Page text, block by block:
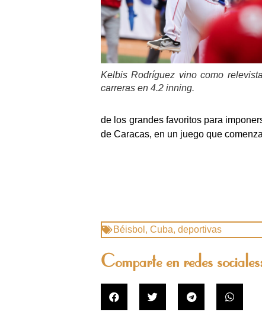
Kelbis Rodríguez vino como
carreras en 4.2 inning.
de los grandes favoritos para
de Caracas, en un juego que
Béisbol , Cuba, deportivas
Comparte en redes